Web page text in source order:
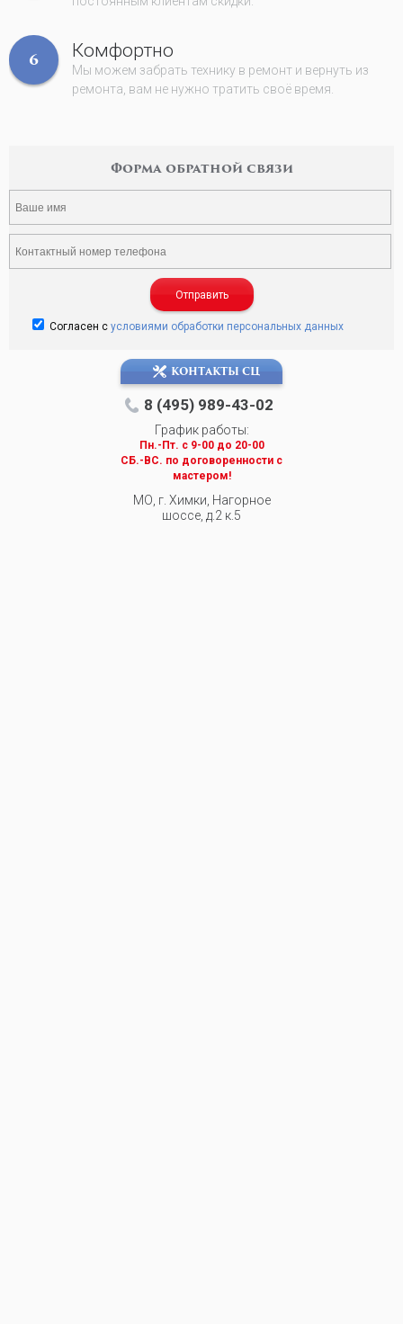
6 Комфортно
Мы можем забрать технику в ремонт и вернуть из
ремонта, вам не нужно тратить своё время.
Форма обратной связи
Отправить
Согласен с условиями обработки персональных данных
КОНТАКТЫ СЦ
8 (495) 989-43-02
График работы:
Пн.-Пт. c 9-00 до 20-00
СБ.-ВС. по договоренности с
мастером!
МО, г. Химки, Нагорное
шоссе, д.2 к.5